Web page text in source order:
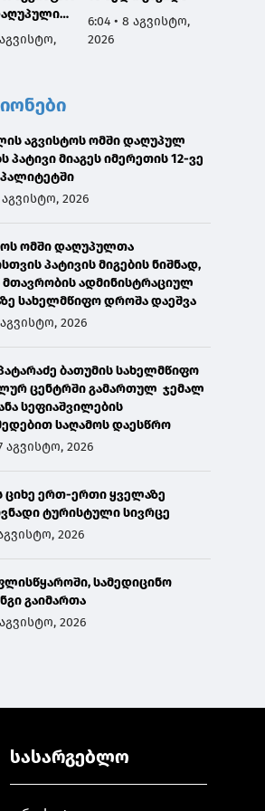
ხსოვნას,
გმირების
გზით
აგვისტო,
6:04 • 8 აგვისტო,
2026
აგვისტოს ომში დაღუპულ
პატივი მიაგეს იმერეთის 12-ვე
აგვისტო, 2026
ომში დაღუპულთა
პატივის მიგების ნიშნად,
მთავრობის ადმინისტრაციულ
სახელმწიფო დროშა დაეშვა
აგვისტო, 2026
ბათუმის სახელმწიფო
ცენტრში გამართულ ჯემალ
სეფიაშვილების
საღამოს დაესწრო
აგვისტო, 2026
ციხე ერთ-ერთი ყველაზე
ტურისტული სივრცე
2026
სამედიცინო
გაიმართა
აგვისტო, 2026
სასარგებლო